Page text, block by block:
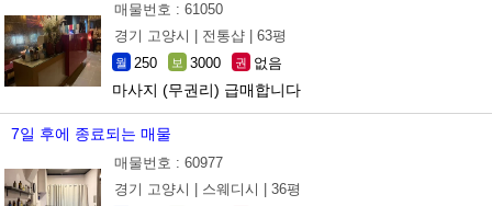
매물번호 : 61050
경기 고양시 |
전통샵 | 63평
월 250 보 3000 권 없음
마사지 (무권리) 급매합니다
7일 후에 종료되는 매물
매물번호 : 60977
경기 고양시 |
스웨디시 | 36평